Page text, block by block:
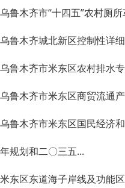
乌鲁木齐市“十四五”农村厕
乌鲁木齐城北新区控制性详
乌鲁木齐市米东区农村排水
乌鲁木齐市米东区商贸流通
乌鲁木齐市米东区国民经济
年规划和二〇三五...
米东区东道海子岸线及功能